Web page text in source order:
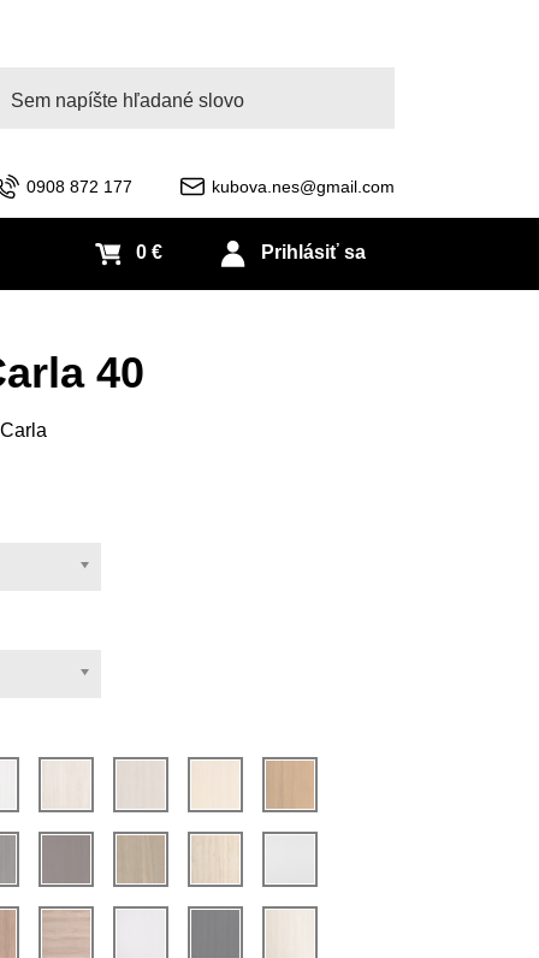
0908 872 177 kubova.nes@gmail.com
Prihlásiť sa
0 €
40